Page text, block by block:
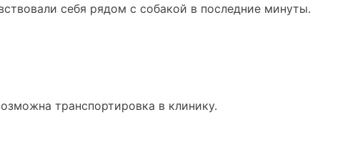
себя рядом с собакой в последние минуты.
транспортировка в клинику.